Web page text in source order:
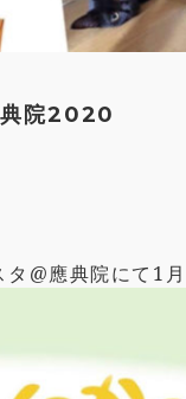
典院2020
@應典院にて1